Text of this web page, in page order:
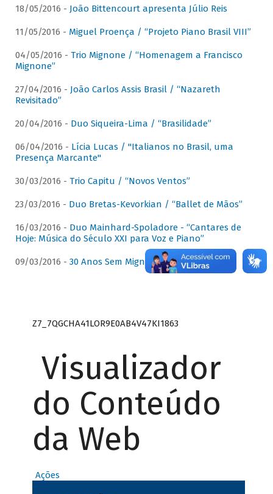
18/05/2016 - João Bittencourt apresenta Júlio Reis
11/05/2016 - Miguel Proença / “Projeto Piano Brasil VIII”
04/05/2016 - Trio Mignone / “Homenagem a Francisco
Mignone”
27/04/2016 - João Carlos Assis Brasil / “Nazareth
Revisitado”
20/04/2016 - Duo Siqueira-Lima / “Brasilidade”
06/04/2016 - Lícia Lucas / "Italianos no Brasil, uma
Presença Marcante"
30/03/2016 - Trio Capitu / “Novos Ventos”
23/03/2016 - Duo Bretas-Kevorkian / “Ballet de Mãos”
16/03/2016 - Duo Mainhard-Spoladore - “Cantares de
Hoje: Música do Século XXI para Voz e Piano”
09/03/2016 - 30 Anos Sem Mignone
Z7_7QGCHA41LOR9E0AB4V47KI1863
Visualizador
do Conteúdo
da Web
Ações